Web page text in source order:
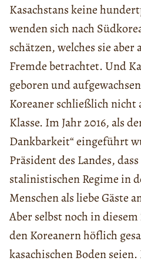
Kasachstans keine
wenden sich nach
schätzen, welches sie aber
Fremde betrachtet. Und
geboren und
Koreaner schließlich nicht
Klasse. Im Jahr 2016, als
Dankbarkeit“ eingeführt
Präsident des Landes,
stalinistischen Regime in
Menschen als liebe Gäste
Aber selbst noch in
den Koreanern höflich
kasachischen Boden